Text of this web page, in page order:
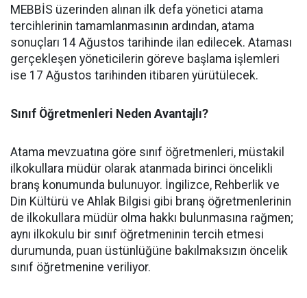
​MEBBİS üzerinden alınan ilk defa yönetici atama
tercihlerinin tamamlanmasının ardından, atama
sonuçları 14 Ağustos tarihinde ilan edilecek. Ataması
gerçekleşen yöneticilerin göreve başlama işlemleri
ise 17 Ağustos tarihinden itibaren yürütülecek.
Sınıf Öğretmenleri Neden Avantajlı?
​Atama mevzuatına göre sınıf öğretmenleri, müstakil
ilkokullara müdür olarak atanmada birinci öncelikli
branş konumunda bulunuyor. İngilizce, Rehberlik ve
Din Kültürü ve Ahlak Bilgisi gibi branş öğretmenlerinin
de ilkokullara müdür olma hakkı bulunmasına rağmen;
aynı ilkokulu bir sınıf öğretmeninin tercih etmesi
durumunda, puan üstünlüğüne bakılmaksızın öncelik
sınıf öğretmenine veriliyor.